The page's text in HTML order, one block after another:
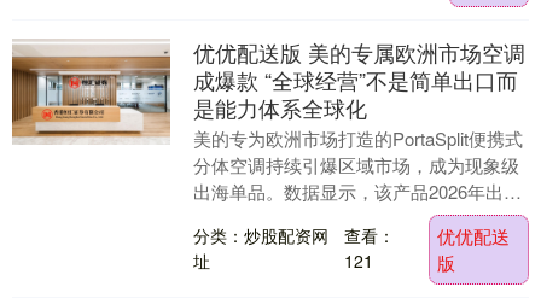
优优配送版 美的专属欧洲市场空调
成爆款 “全球经营”不是简单出口而
是能力体系全球化
美的专为欧洲市场打造的PortaSplit便携式
分体空调持续引爆区域市场，成为现象级
出海单品。数据显示，该产品2026年出货
量已突破20万套，同比实现翻倍增长。....
分类：炒股配资网
址
查看：
121
优优配送
版